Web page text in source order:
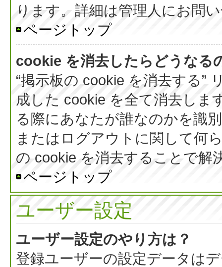
ります。詳細は管理人にお問
ページトップ
cookie を消去したらどうなる
“掲示板の cookie を消去する”
成した cookie を全て消去しま
る際にあなたが誰なのかを識
またはログアウトに関して何
の cookie を消去することで解
ページトップ
ユーザー設定
ユーザー設定のやり方は？
登録ユーザーの設定データは